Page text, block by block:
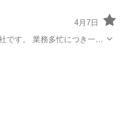
4月7日
です。 業務多忙につき一緒